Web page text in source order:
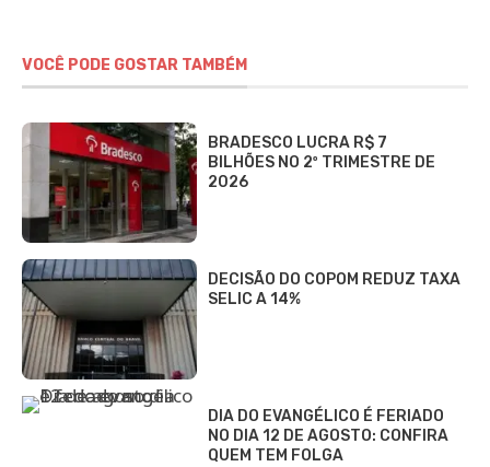
VOCÊ PODE GOSTAR TAMBÉM
BRADESCO LUCRA R$ 7
BILHÕES NO 2º TRIMESTRE DE
2026
DECISÃO DO COPOM REDUZ TAXA
SELIC A 14%
DIA DO EVANGÉLICO É FERIADO
NO DIA 12 DE AGOSTO: CONFIRA
QUEM TEM FOLGA